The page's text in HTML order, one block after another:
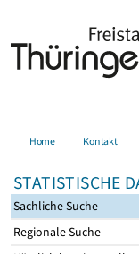
Home Kontakt
STATISTISCHE
Sachliche Suche
Regionale Suche